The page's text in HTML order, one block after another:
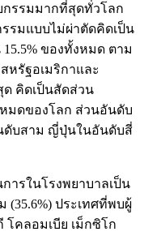
กรรมมากที่สุดทั่วโลก
รมแบบไม่ผ่าตัดคิดเป็น
ของทั้งหมด ตาม
หรัฐอเมริกาและ
คิดเป็นสัดส่วน
มดของโลก ส่วนอันดับ
ดับสาม ญี่ปุ่นในอันดับสี่
ารในโรงพยาบาลเป็น
(35.6%) ประเทศที่พบผู้
โคลอมเบีย เม็กซิโก